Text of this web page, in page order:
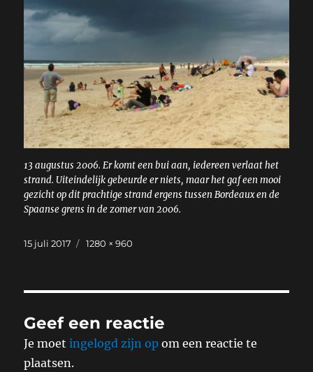
13 augustus 2006. Er komt een bui aan, iedereen verlaat het
strand. Uiteindelijk gebeurde er niets, maar het gaf een mooi
gezicht op dit prachtige strand ergens tussen Bordeaux en de
Spaanse grens in de zomer van 2006.
Geplaatst
15 juli 2017
Volledige
1280 × 960
Geef een reactie
Je moetingelogd zijn op om een reactie te
plaatsen.